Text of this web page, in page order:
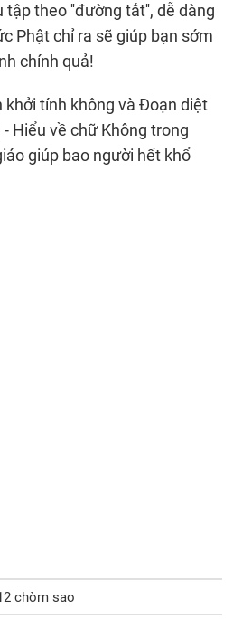
tập theo ''đường tắt'', dễ dàng
Phật chỉ ra sẽ giúp bạn sớm
chính quả!
khởi tính không và Đoạn diệt
- Hiểu về chữ Không trong
giúp bao người hết khổ
chòm sao